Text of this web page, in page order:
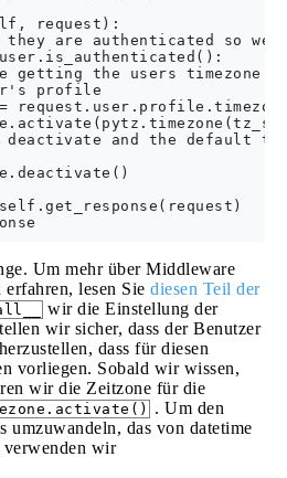
request):
they are authenticated so we
getting the users timezone
profile
deactivate and the default
Um mehr über Middleware
lesen Sie diesen Teil der
wir die Einstellung der
wir sicher, dass der Benutzer
dass für diesen
vorliegen. Sobald wir wissen,
wir die Zeitzone für die
. Um den
umzuwandeln, das von datetime
verwenden wir